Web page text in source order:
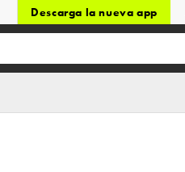
Descarga la nueva app